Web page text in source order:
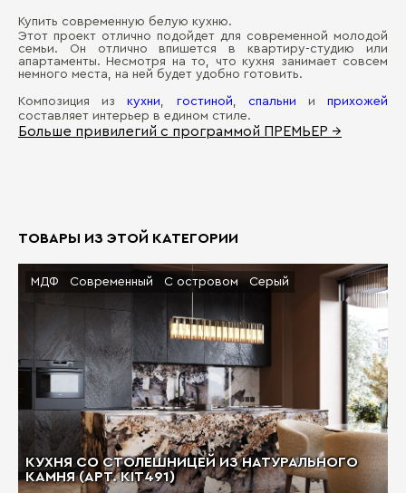
Купить современную белую кухню.
Этот проект отлично подойдет для современной молодой
семьи. Он отлично впишется в квартиру-студию или
апартаменты. Несмотря на то, что кухня занимает совсем
немного места, на ней будет удобно готовить.
Композиция изкухни, гостиной, спальни иприхожей
составляет интерьер в едином стиле.
Больше привилегий с программой ПРЕМЬЕР →
ТОВАРЫ ИЗ ЭТОЙ КАТЕГОРИИ
КУХНЯ СО СТОЛЕШНИЦЕЙ ИЗ НАТУРАЛЬНОГО
КАМНЯ (АРТ. KIT491)
МДФ Современный С островом Серый